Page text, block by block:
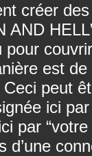
créer
AND
est
peut
ici
par
d’une